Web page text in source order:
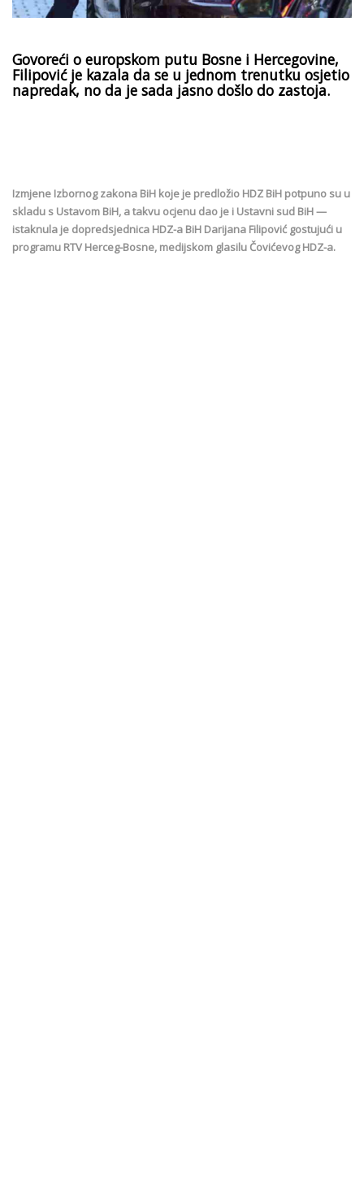
Govoreći o europskom putu Bosne i Hercegovine,
Filipović je kazala da se u jednom trenutku osjetio
napredak, no da je sada jasno došlo do zastoja.
Izmjene Izbornog zakona BiH koje je predložio HDZ BiH potpuno su u
skladu s Ustavom BiH, a takvu ocjenu dao je i Ustavni sud BiH —
istaknula je dopredsjednica HDZ-a BiH Darijana Filipović gostujući u
programu RTV Herceg-Bosne, medijskom glasilu Čovićevog HDZ-a.